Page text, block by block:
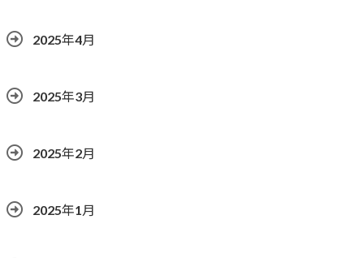
2025年4月
2025年3月
2025年2月
2025年1月